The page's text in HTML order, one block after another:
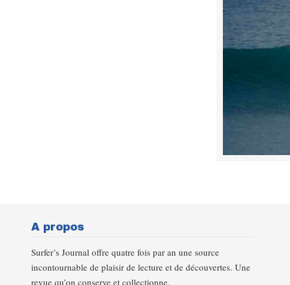
A propos
Surfer’s Journal offre quatre fois par an une source
incontournable de plaisir de lecture et de découvertes. Une
revue qu’on conserve et collectionne.